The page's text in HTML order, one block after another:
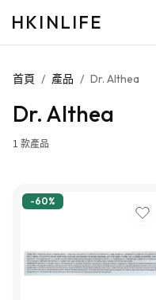
HKINLIFE
首頁 / 產品 / Dr. Althea
Dr. Althea
1 款產品
-60%